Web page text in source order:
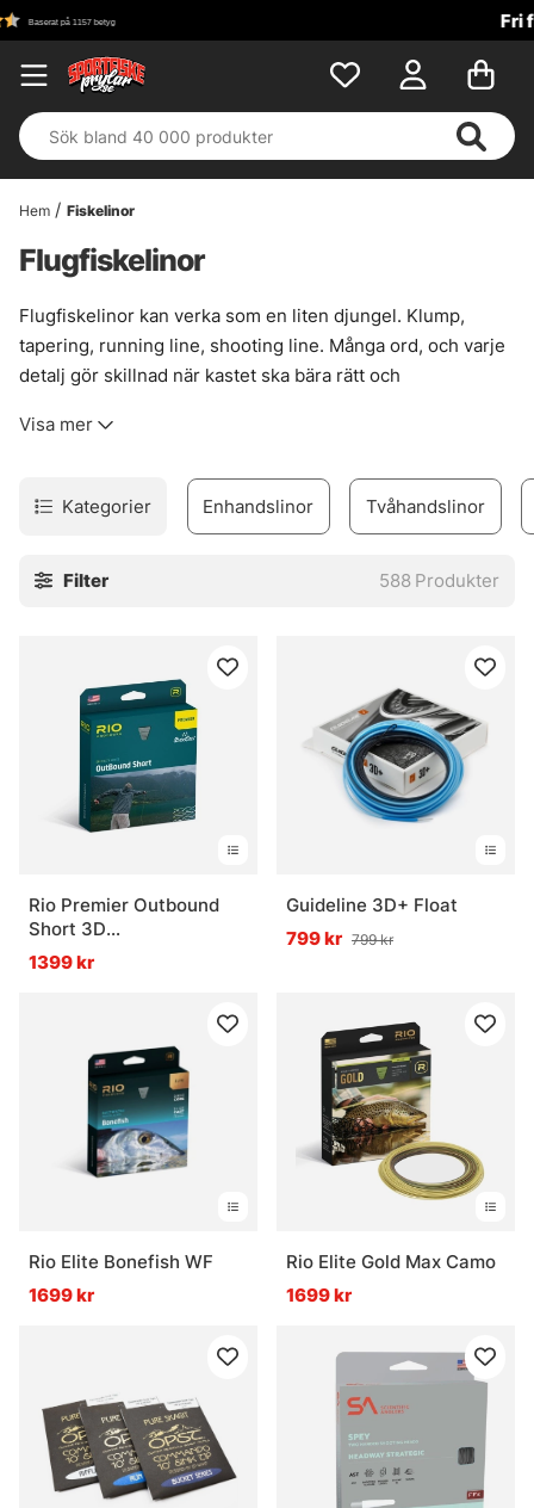
Hem Fiskelinor
Flugfiskelinor
Flugfiskelinor kan verka som en liten djungel. Klump,
tapering, running line, shooting line. Många ord, och varje
detalj gör skillnad när kastet ska bära rätt och
Här finns linor för både den som just börjat och den som
lugnare och mer träffsäkert, särskilt när förhållandena
skiftar mellan vind, avstånd och flugval. En lite knepig
vägledning.
tekniker och situationer. För den som vill byta lina eller
bygga upp en ny flugutrustning finns bra stöd här, utan
krusiduller. En bra lina märks direkt i handen.
» Tillbaka till fiskelinor
Vad är en flugfiskelina?
Vad är tapering på en flugfiskelina?
Vad är klump på en flugfiskelina?
Vad är en running line?
Visa mer
Kategorier Enhandslinor Tvåhandslinor
Filter 588 Produkter
Rio Premier Outbound
Short 3D
Intermediate/Sjunk3/Sjunk5
1399 kr
Guideline 3D+ Float
799 kr 799 kr
Rio Elite Bonefish WF
1699 kr
Rio Elite Gold Max Camo
1699 kr